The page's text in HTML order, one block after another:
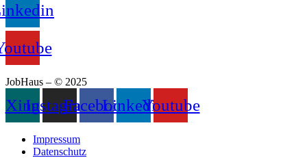
JobHaus – © 2025
XingInstagramFacebookLinkedinYoutube
Impressum
Datenschutz